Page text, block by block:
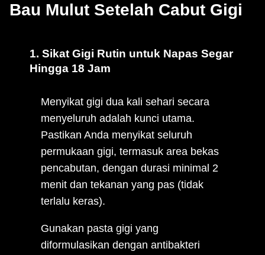
Bau Mulut Setelah Cabut Gigi
1. Sikat Gigi Rutin untuk Napas Segar
Hingga 18 Jam
Menyikat gigi dua kali sehari secara
menyeluruh adalah kunci utama.
Pastikan Anda menyikat seluruh
permukaan gigi, termasuk area bekas
pencabutan, dengan durasi minimal 2
menit dan tekanan yang pas (tidak
terlalu keras).
Gunakan pasta gigi yang
diformulasikan dengan antibakteri